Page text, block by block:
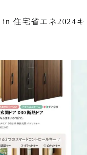
in住宅省エネ2024キ